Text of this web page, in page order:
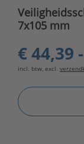
7x105 mm
€ 44,39
incl. btw, excl.